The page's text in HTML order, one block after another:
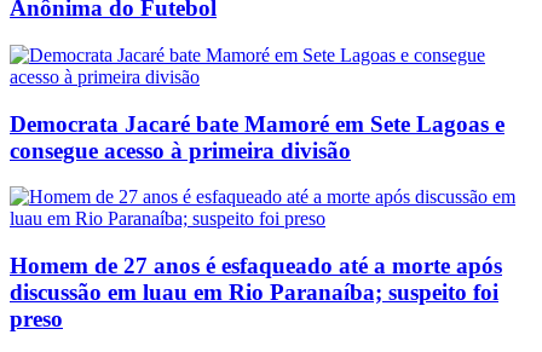
Anônima do Futebol
Democrata Jacaré bate Mamoré em Sete Lagoas e
consegue acesso à primeira divisão
Homem de 27 anos é esfaqueado até a morte após
discussão em luau em Rio Paranaíba; suspeito foi
preso